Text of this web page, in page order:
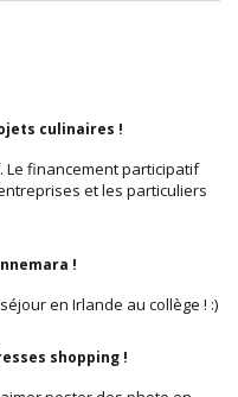
culinaires !
Le financement participatif
et les particuliers
!
en Irlande au collège ! :)
shopping !